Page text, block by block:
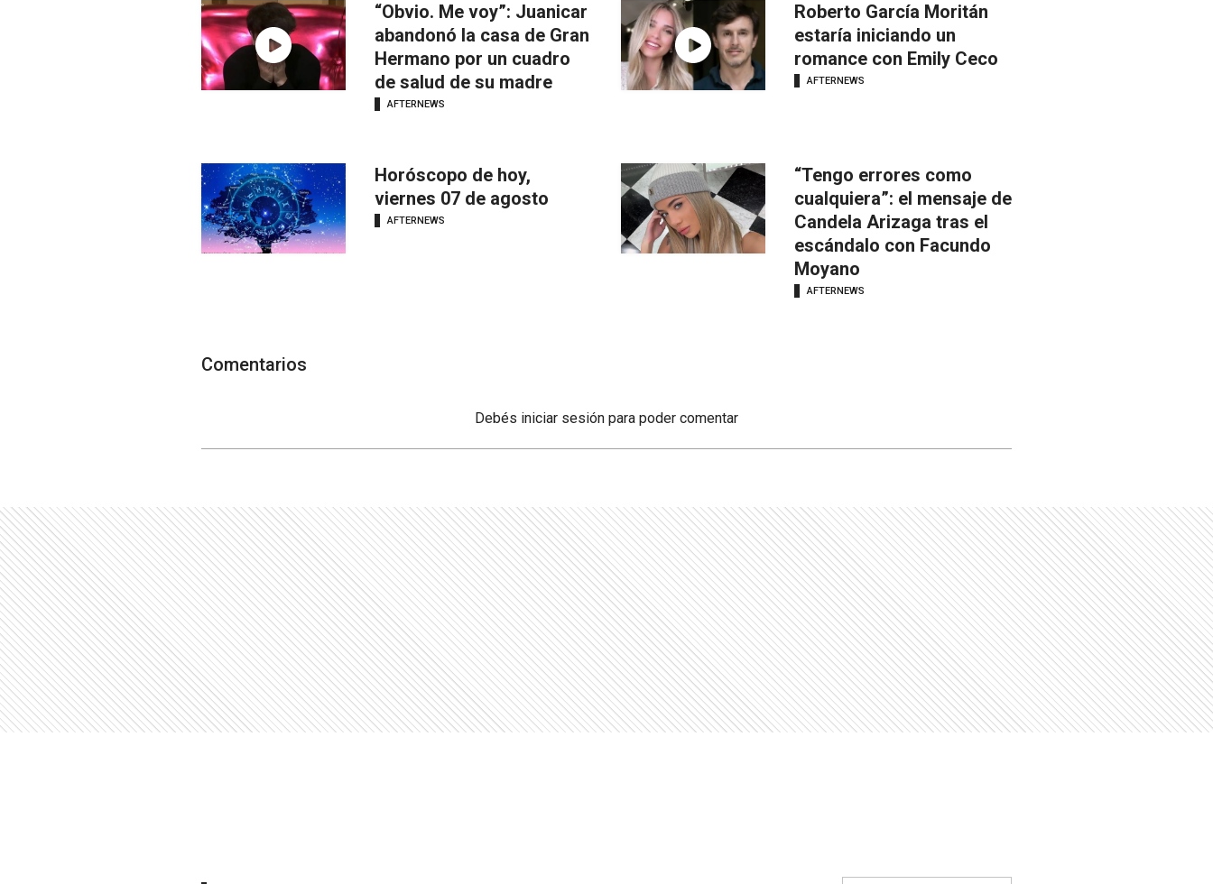
“Obvio. Me voy”: Juanicar
abandonó la casa de Gran
Hermano por un cuadro
de salud de su madre
AFTERNEWS
Roberto García Moritán
estaría iniciando un
romance con Emily Ceco
AFTERNEWS
Horóscopo de hoy,
viernes 07 de agosto
AFTERNEWS
“Tengo errores como
cualquiera”: el mensaje de
Candela Arizaga tras el
escándalo con Facundo
Moyano
AFTERNEWS
Comentarios
Debés iniciar sesión para poder comentar